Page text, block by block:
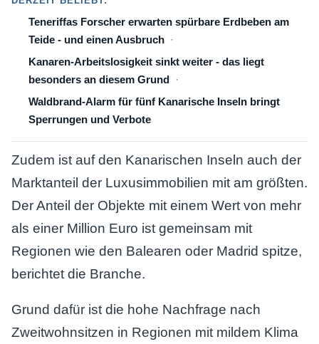
Teneriffas Forscher erwarten spürbare Erdbeben am
Teide - und einen Ausbruch
Kanaren-Arbeitslosigkeit sinkt weiter - das liegt
besonders an diesem Grund
Waldbrand-Alarm für fünf Kanarische Inseln bringt
Sperrungen und Verbote
Zudem ist auf den Kanarischen Inseln auch der
Marktanteil der Luxusimmobilien mit am größten.
Der Anteil der Objekte mit einem Wert von mehr
als einer Million Euro ist gemeinsam mit
Regionen wie den Balearen oder Madrid spitze,
berichtet die Branche.
Grund dafür ist die hohe Nachfrage nach
Zweitwohnsitzen in Regionen mit mildem Klima